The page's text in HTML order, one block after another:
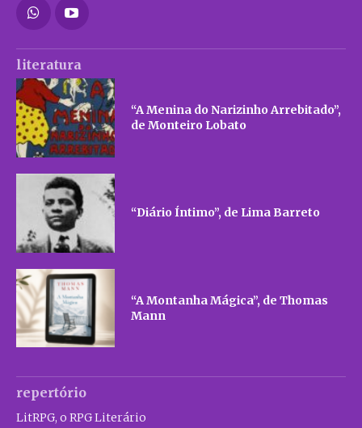
literatura
“A Menina do Narizinho Arrebitado”,
de Monteiro Lobato
“Diário Íntimo”, de Lima Barreto
“A Montanha Mágica”, de Thomas
Mann
repertório
LitRPG, o RPG Literário